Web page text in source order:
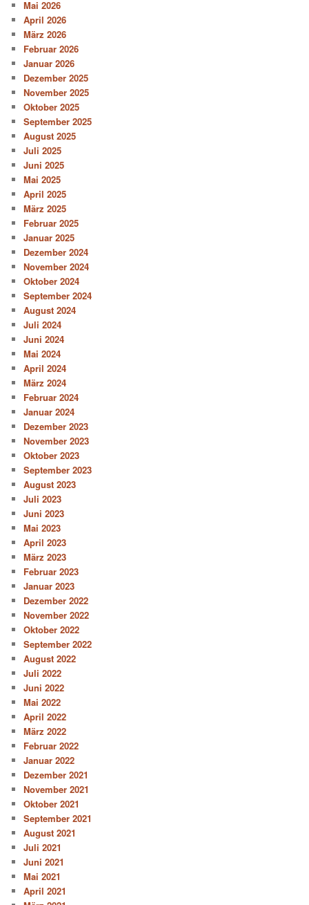
Mai 2026
April 2026
März 2026
Februar 2026
Januar 2026
Dezember 2025
November 2025
Oktober 2025
September 2025
August 2025
Juli 2025
Juni 2025
Mai 2025
April 2025
März 2025
Februar 2025
Januar 2025
Dezember 2024
November 2024
Oktober 2024
September 2024
August 2024
Juli 2024
Juni 2024
Mai 2024
April 2024
März 2024
Februar 2024
Januar 2024
Dezember 2023
November 2023
Oktober 2023
September 2023
August 2023
Juli 2023
Juni 2023
Mai 2023
April 2023
März 2023
Februar 2023
Januar 2023
Dezember 2022
November 2022
Oktober 2022
September 2022
August 2022
Juli 2022
Juni 2022
Mai 2022
April 2022
März 2022
Februar 2022
Januar 2022
Dezember 2021
November 2021
Oktober 2021
September 2021
August 2021
Juli 2021
Juni 2021
Mai 2021
April 2021